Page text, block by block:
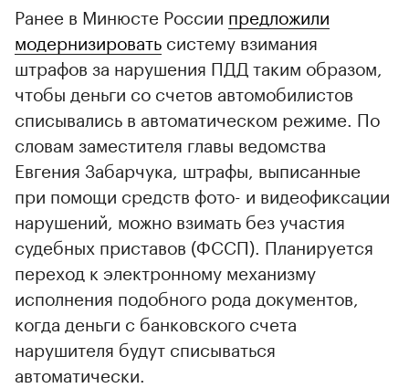
Ранее в Минюсте России предложили
модернизировать систему взимания
штрафов за нарушения ПДД таким образом,
чтобы деньги со счетов автомобилистов
списывались в автоматическом режиме. По
словам заместителя главы ведомства
Евгения Забарчука, штрафы, выписанные
при помощи средств фото- и видеофиксации
нарушений, можно взимать без участия
судебных приставов (ФССП). Планируется
переход к электронному механизму
исполнения подобного рода документов,
когда деньги с банковского счета
нарушителя будут списываться
автоматически.